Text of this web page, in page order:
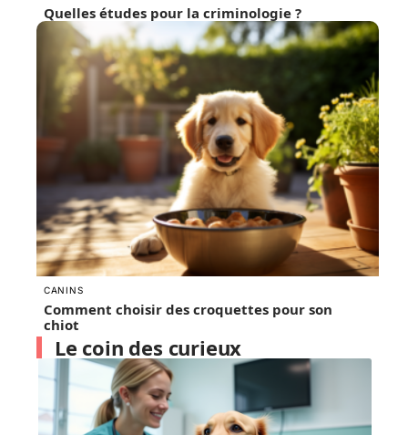
Quelles études pour la criminologie ?
CANINS
Comment choisir des croquettes pour son
chiot
Le coin des curieux